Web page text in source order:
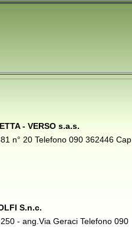
- VERSO s.a.s.
n° 20 Telefono 090 362446 Cap
S.n.c.
- ang.Via Geraci Telefono 090